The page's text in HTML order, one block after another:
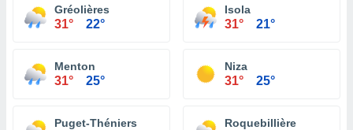
Gréolières
31° 22°
Isola
31° 21°
Menton
31° 25°
Niza
31° 25°
Puget-Théniers Roquebillière